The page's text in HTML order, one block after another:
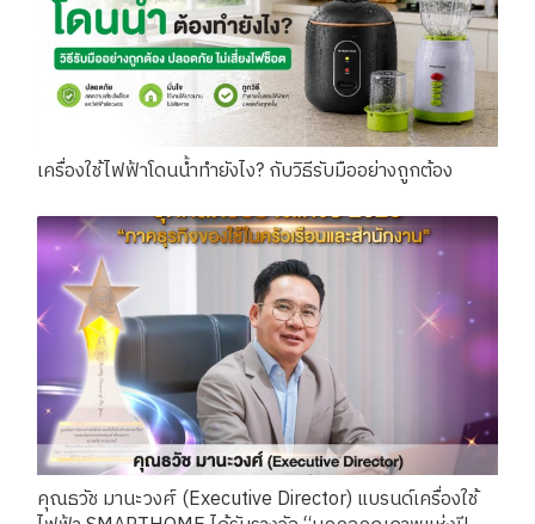
เครื่องใช้ไฟฟ้าโดนน้ำทำยังไง? กับวิธีรับมืออย่างถูกต้อง
คุณธวัช มานะวงศ์ (Executive Director) แบรนด์เครื่องใช้